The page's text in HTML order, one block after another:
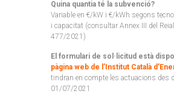
Quina quantia té la subvenció?
Variable en €/kW i €/kWh segons
i capacitat (consultar Annex III del
477/2021)
El formulari de sol·licitud està
pàgina web de l’Institut Català
tindran en compte les actuacions des
01/07/2021